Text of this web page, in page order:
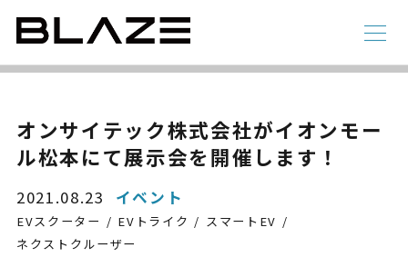
電動アシスト自転車
NEWS
オンサイテック株式会社がイオンモー
ル松本にて展示会を開催します！
2021.08.23 イベント
EVスクーター EVトライク
スマートEV
ネクストクルーザー